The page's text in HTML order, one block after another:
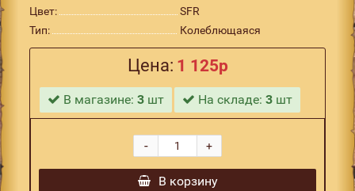
Цвет:
SFR
Тип:
Колеблющаяся
Цена: 1 125р
В магазине:3 шт На складе:3 шт
+
-
В корзину